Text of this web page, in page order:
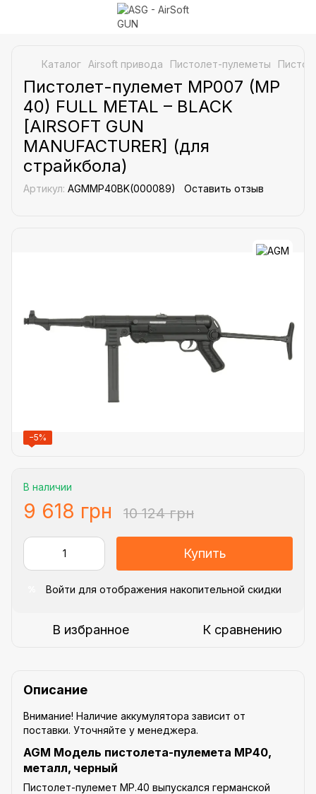
Каталог Airsoft привода Пистолет-пулеметы
Пистолет-пулемет MP007 (MP
40) FULL METAL – BLACK
[AIRSOFT GUN
MANUFACTURER] (для
страйкбола)
Артикул: AGMMP40BK(000089) Оставить отзыв
−5%
В наличии
9 618 грн 10 124 грн
Купить
Войти для отображения накопительной скидки
В избранное К сравнению
Описание
Внимание! Наличие аккумулятора зависит от
поставки. Уточняйте у менеджера.
AGM Модель пистолета-пулемета MP40,
металл, черный
Пистолет-пулемет MP.40 выпускался германской